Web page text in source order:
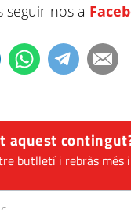
seguir-nos a
aquest
butlletí i rebràs